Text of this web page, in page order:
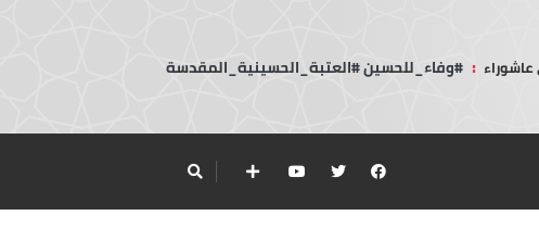
: #وفاء_للحسين #العتبة_الحسينية_المقدسة